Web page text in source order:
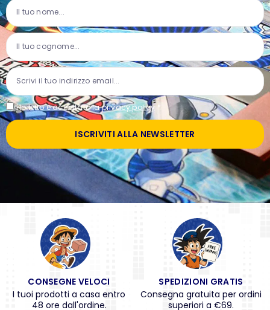
Ho letto e accettato laprivacy policy *
ISCRIVITI ALLA NEWSLETTER
CONSEGNE VELOCI
I tuoi prodotti a casa entro
48 ore dall'ordine.
SPEDIZIONI GRATIS
Consegna gratuita per ordini
superiori a €69.